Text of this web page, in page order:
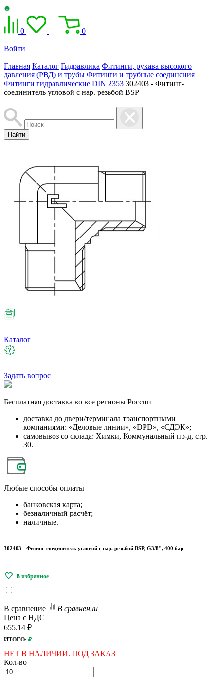
0 0
Войти
Главная Каталог Гидравлика Фитинги, рукава высокого
давления (РВД) и трубы Фитинги и трубные соединения
Фитинги гидравлические DIN 2353 302403 - Фитинг-
соединитель угловой с нар. резьбой BSP
Найти
Каталог
Задать вопрос
Бесплатная доставка во все регионы России
доставка до двери/терминала транспортными
компаниями: «Деловые линии», «DPD», «СДЭК»;
самовывоз со склада: Химки, Коммунальный пр-д, стр.
30.
Любые способы оплаты
банковская карта;
безналичный расчёт;
наличные.
302403 - Фитинг-соединитель угловой с нар. резьбой BSP, G3/8", 400 бар
В сравнение
В сравнении
Цена с НДС
655.14 ₽
ИТОГО: ₽
НЕТ В НАЛИЧИИ. ПОД ЗАКАЗ
Кол-во